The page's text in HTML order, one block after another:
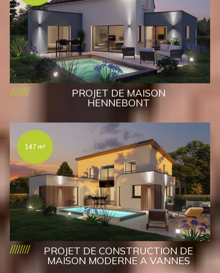
////////
PROJET DE MAISON
HENNEBONT
147 m²
////////
PROJET DE CONSTRUCTION DE
MAISON MODERNE A VANNES